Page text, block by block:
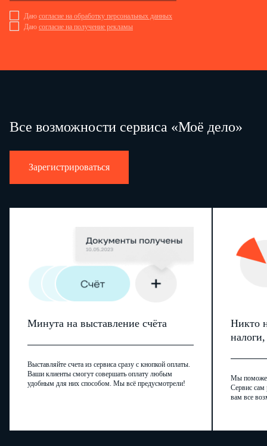
Даю согласие на обработку персональных данных
Даю согласие на получение рекламы
Все возможности сервиса «Моё дело»
Зарегистрироваться
Минута на выставление счёта
Выставляйте счета из сервиса сразу с кнопкой оплаты.
Ваши клиенты смогут совершать оплату любым
удобным для них способом. Мы всё предусмотрели!
Никто
Мы
Сервис сам
вам все